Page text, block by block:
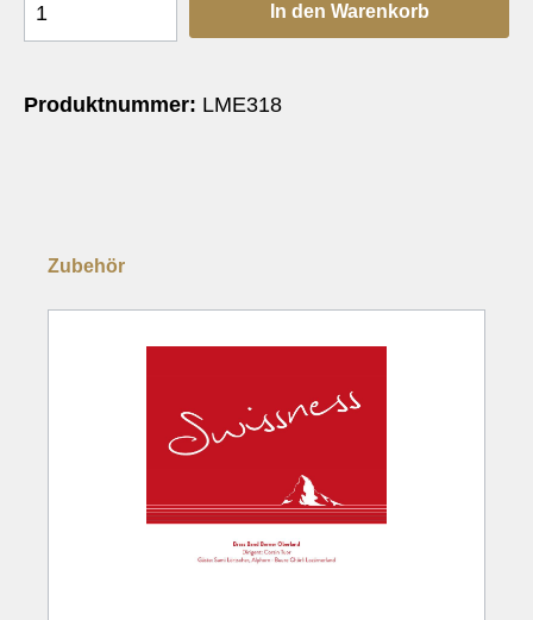
In den Warenkorb
Produktnummer: LME318
Zubehör